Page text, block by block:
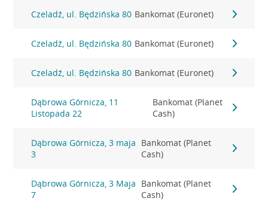
Czeladź, ul. Będzińska 80 Bankomat (Euronet)
Czeladź, ul. Będzińska 80 Bankomat (Euronet)
Czeladź, ul. Będzińska 80 Bankomat (Euronet)
Dąbrowa Górnicza, 11
Listopada 22
Bankomat (Planet
Cash)
Dąbrowa Górnicza, 3 maja
3
Bankomat (Planet
Cash)
Dąbrowa Górnicza, 3 Maja
7
Bankomat (Planet
Cash)